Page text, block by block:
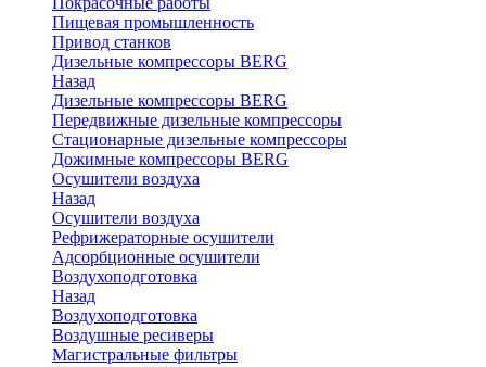
Пищевая промышленность
Привод станков
Дизельные компрессоры BERG
Назад
Дизельные компрессоры BERG
Передвижные дизельные компрессоры
Стационарные дизельные компрессоры
Дожимные компрессоры BERG
Осушители воздуха
Назад
Осушители воздуха
Рефрижераторные осушители
Адсорбционные осушители
Воздухоподготовка
Назад
Воздухоподготовка
Воздушные ресиверы
Магистральные фильтры